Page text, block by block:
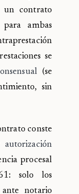
un contrato
ambas
se
(se
sin
conste
procesal
solo los
ante notario